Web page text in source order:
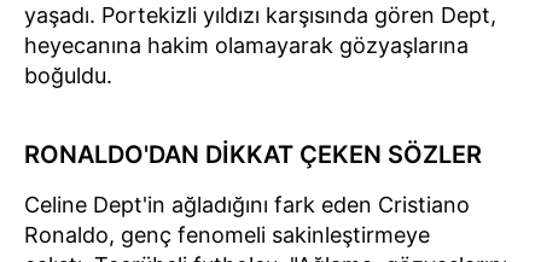
yaşadı. Portekizli yıldızı karşısında gören Dept,
heyecanına hakim olamayarak gözyaşlarına
boğuldu.
RONALDO'DAN DİKKAT ÇEKEN SÖZLER
Celine Dept'in ağladığını fark eden Cristiano
Ronaldo, genç fenomeli sakinleştirmeye